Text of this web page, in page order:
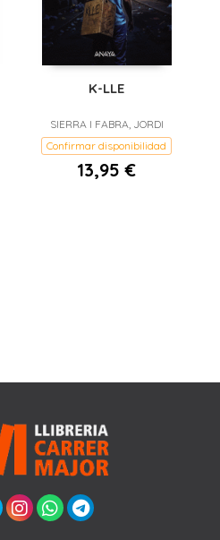
K-LLE
SIERRA I FABRA, JORDI
Confirmar disponibilidad
13,95 €